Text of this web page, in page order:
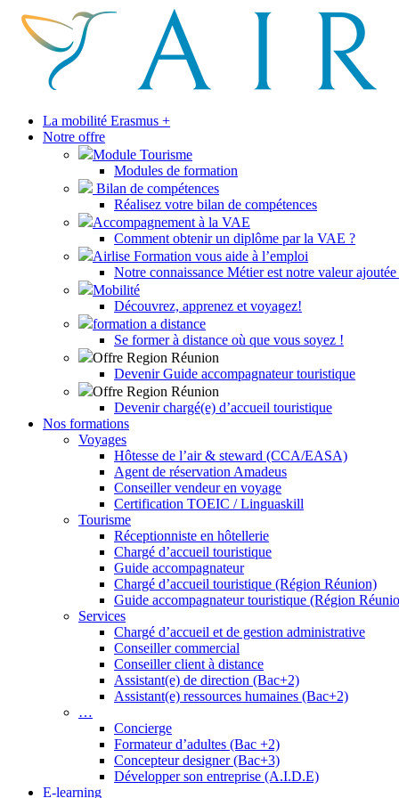
La mobilité Erasmus +
Notre offre
Module Tourisme
Modules de formation
Bilan de compétences
Réalisez votre bilan de compétences
Accompagnement à la VAE
Comment obtenir un diplôme par la VAE ?
Airlise Formation vous aide à l’emploi
Notre connaissance Métier est notre valeur
Mobilité
Découvrez, apprenez et voyagez!
formation a distance
Se former à distance où que vous soyez !
Offre Region Réunion
Devenir Guide accompagnateur touristique
Offre Region Réunion
Devenir chargé(e) d’accueil touristique
Nos formations
Voyages
Hôtesse de l’air & steward (CCA/EASA)
Agent de réservation Amadeus
Conseiller vendeur en voyage
Certification TOEIC / Linguaskill
Tourisme
Réceptionniste en hôtellerie
Chargé d’accueil touristique
Guide accompagnateur
Chargé d’accueil touristique (Région Réunion)
Guide accompagnateur touristique (Région
Services
Chargé d’accueil et de gestion administrative
Conseiller commercial
Conseiller client à distance
Assistant(e) de direction (Bac+2)
Assistant(e) ressources humaines (Bac+2)
…
Concierge
Formateur d’adultes (Bac +2)
Concepteur designer (Bac+3)
Développer son entreprise (A.I.D.E)
E-learning